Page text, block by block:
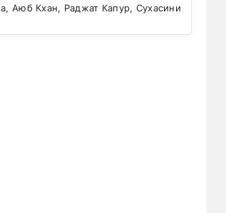
Аюб Кхан, Раджат Капур, Сухасини